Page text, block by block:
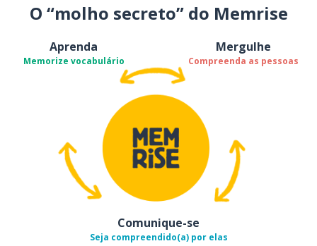
O “molho secreto” do Memrise
Aprenda
Memorize vocabulário
Mergulhe
Compreenda as pessoas
Comunique-se
Seja compreendido(a) por elas